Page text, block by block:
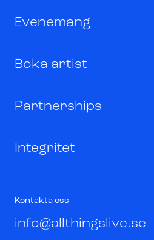
Evenemang
Boka artist
Partnerships
Integritet
Kontakta oss
info@allthingslive.se